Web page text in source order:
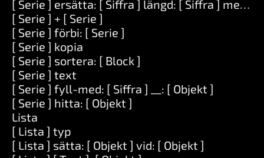
[ Serie ] ersätta: [ Siffra ] längd: [ Siffra ] med: [
[ Serie ] + [ Serie ]
[ Serie ] förbi: [ Serie ]
[ Serie ] kopia
[ Serie ] sortera: [ Block ]
[ Serie ] text
[ Serie ] fyll-med: [ Siffra ] __: [ Objekt ]
[ Serie ] hitta: [ Objekt ]
Lista
[ Lista ] typ
[ Lista ] sätta: [ Objekt ] vid: [ Objekt ]